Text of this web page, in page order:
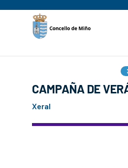
CAMPAÑA DE
Xeral